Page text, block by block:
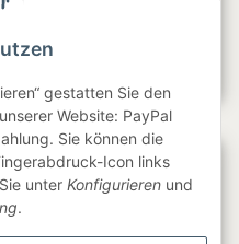
gestatten Sie den
Website: PayPal
Sie können die
Icon links
unter Konfigurieren und
.